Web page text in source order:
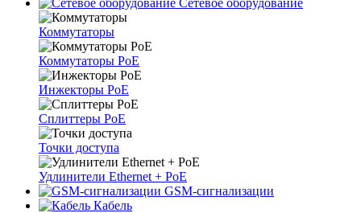
Сетевое оборудование
Коммутаторы
Коммутаторы PoE
Инжекторы PoE
Сплиттеры PoE
Точки доступа
Удлинители Ethernet + PoE
GSM-сигнализации
Кабель